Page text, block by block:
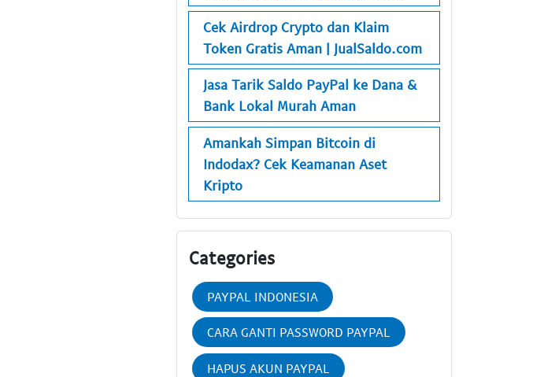
Cek Airdrop Crypto dan Klaim
Token Gratis Aman | JualSaldo.com
Jasa Tarik Saldo PayPal ke Dana &
Bank Lokal Murah Aman
Amankah Simpan Bitcoin di
Indodax? Cek Keamanan Aset
Kripto
Categories
PAYPAL INDONESIA
CARA GANTI PASSWORD PAYPAL
HAPUS AKUN PAYPAL